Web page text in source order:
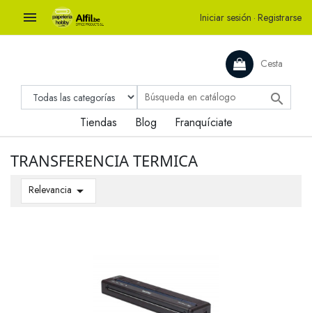
 Iniciar sesión · Registrarse
Cesta

Tiendas Blog Franquíciate
TRANSFERENCIA TERMICA
Relevancia 